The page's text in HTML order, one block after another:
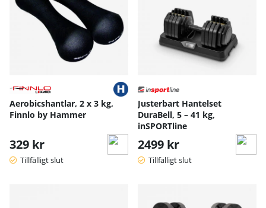
Aerobicshantlar, 2 x 3 kg,
Finnlo by Hammer
329 kr
Tillfälligt slut
Justerbart Hantelset
DuraBell, 5 – 41 kg,
inSPORTline
2499 kr
Tillfälligt slut